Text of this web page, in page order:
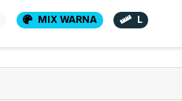
MIX WARNA L